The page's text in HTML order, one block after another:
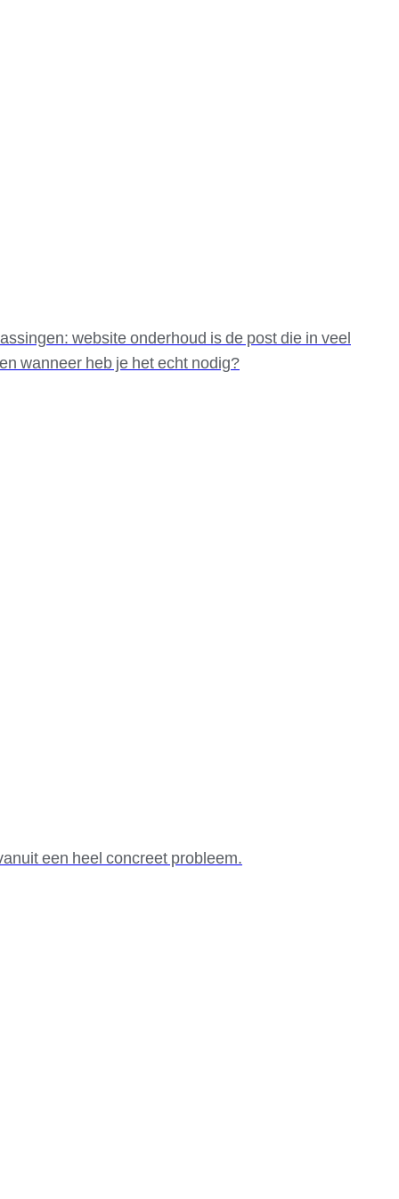
website onderhoud is de post die in veel
wanneer heb je het echt nodig?
een heel concreet probleem.